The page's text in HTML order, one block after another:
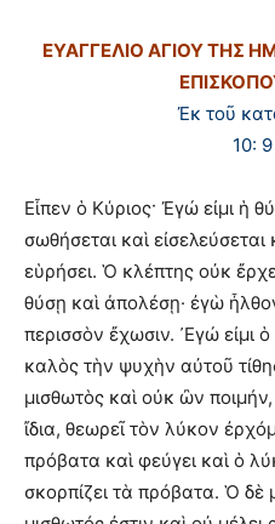
ΕΥΑΓΓΕΛΙΟ ΑΓΙΟΥ ΤΗΣ
Ἐκ τοῦ
10:
Εἶπεν ὁ Κύριος· Ἐγώ εἰμι ἡ
σωθήσεται καὶ
εὑρήσει. Ὁ κλέπτης οὐκ
θύσῃ καὶ ἀπολέσῃ· ἐγὼ
περισσὸν ἔχωσιν. ᾽Εγώ εἰμι
καλὸς τὴν ψυχὴν αὐτοῦ
μισθωτὸς καὶ οὐκ ὢν
ἴδια, θεωρεῖ τὸν λύκον
πρόβατα καὶ φεύγει καὶ ὁ
σκορπίζει τὰ πρόβατα. Ὁ δὲ